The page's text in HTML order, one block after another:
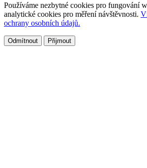
Používáme nezbytné cookies pro fungování
analytické cookies pro měření návštěvnosti.
ochrany osobních údajů.
Odmítnout Přijmout